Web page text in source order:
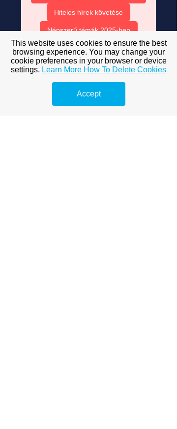
Hiteles hírek követése
Népszerű témák 2025-ben
Exkluzív hírek online
Hírek és trendek 2025
Szűrd ki az álhíreket
Hírek és kritikus gondolkodás
This website uses cookies to ensure the best
browsing experience. You may change your
cookie preferences in your browser or device
settings. Learn More How To Delete Cookies
Accept